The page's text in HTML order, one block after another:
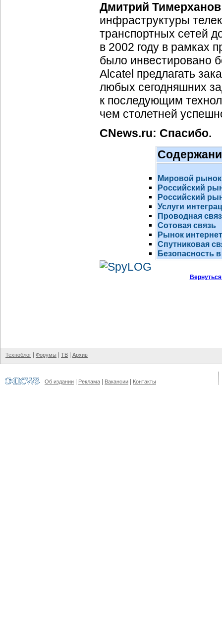
Дмитрий Тимерханов
инфраструктуры
транспортных сетей
в 2002 году в рамках
было инвестировано
Alcatel предлагать
любых сегодняшних
к последующим
чем столетней
CNews.ru: Спасибо.
Мировой рынок
Российский
Российский
Услуги
Проводная
Сотовая связь
Рынок
Спутниковая
Безопасность
Техноблог Форумы ТВ Архив
Об издании Реклама Вакансии Контакты